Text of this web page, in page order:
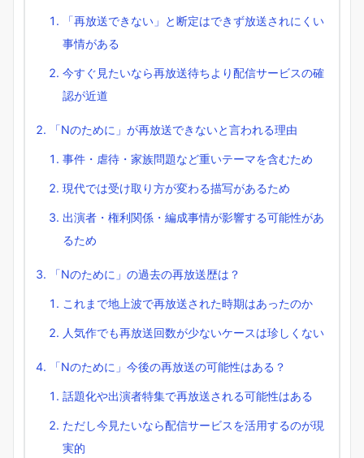
「再放送できない」と断定はできず放送されにくい
事情がある
今すぐ見たいなら再放送待ちより配信サービスの確
認が近道
「Nのために」が再放送できないと言われる理由
事件・虐待・家族問題など重いテーマを含むため
現代では受け取り方が変わる描写があるため
出演者・権利関係・編成事情が影響する可能性があ
るため
「Nのために」の過去の再放送歴は？
これまで地上波で再放送された時期はあったのか
人気作でも再放送回数が少ないケースは珍しくない
「Nのために」今後の再放送の可能性はある？
話題化や出演者特集で再放送される可能性はある
ただし今見たいなら配信サービスを活用するのが現
実的